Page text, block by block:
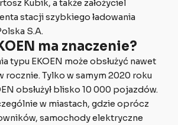
Kubik, a także założyciel
stacji szybkiego ładowania
S.A.
ma znaczenie?
typu EKOEN może obsłużyć nawet
rocznie. Tylko w samym 2020 roku
obsłużył blisko 10 000 pojazdów.
w miastach, gdzie oprócz
samochody elektryczne